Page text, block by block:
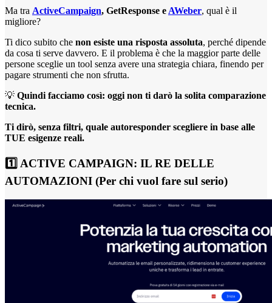
Ma tra ActiveCampaign, GetResponse e AWeber, qual è il
migliore?
Ti dico subito che non esiste una risposta assoluta, perché dipende
da cosa ti serve davvero. E il problema è che la maggior parte delle
persone sceglie un tool senza avere una strategia chiara, finendo per
pagare strumenti che non sfrutta.
💡 Quindi facciamo così: oggi non ti darò la solita comparazione
tecnica.
Ti dirò, senza filtri, quale autoresponder scegliere in base alle
TUE esigenze reali.
1️⃣ ACTIVE CAMPAIGN: IL RE DELLE
AUTOMAZIONI (Per chi vuol fare sul serio)